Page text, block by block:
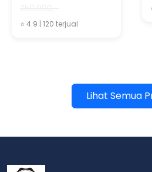
⭐ 4.9 | 120 terjual
Lihat Semua